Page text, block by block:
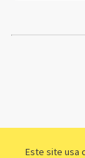
Este site usa